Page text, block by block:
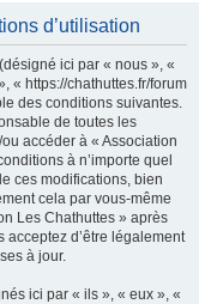
d’utilisation
ici par « nous », «
« https://chathuttes.fr/forum
des conditions suivantes.
de toutes les
accéder à « Association
à n’importe quel
ces modifications, bien
cela par vous-même
Les Chathuttes » après
d’être légalement
à jour.
ici par « ils », « eux », «